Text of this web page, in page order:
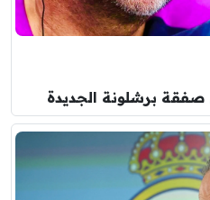
برشلونة الجديدة